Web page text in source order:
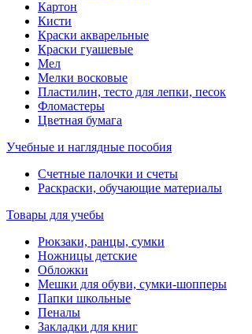
Картон
Кисти
Краски акварельные
Краски гуашевые
Мел
Мелки восковые
Пластилин, тесто для лепки, песок
Фломастеры
Цветная бумага
Учебные и наглядные пособия
Счетные палочки и счеты
Раскраски, обучающие материалы
Товары для учебы
Рюкзаки, ранцы, сумки
Ножницы детские
Обложки
Мешки для обуви, сумки-шопперы
Папки школьные
Пеналы
Закладки для книг